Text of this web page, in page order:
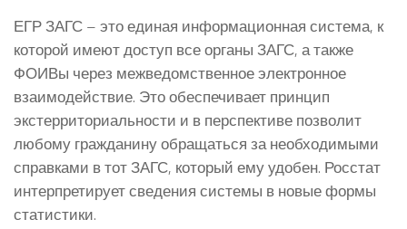
ЕГР ЗАГС – это единая информационная система, к
которой имеют доступ все органы ЗАГС, а также
ФОИВы через межведомственное электронное
взаимодействие. Это обеспечивает принцип
экстерриториальности и в перспективе позволит
любому гражданину обращаться за необходимыми
справками в тот ЗАГС, который ему удобен. Росстат
интерпретирует сведения системы в новые формы
статистики.